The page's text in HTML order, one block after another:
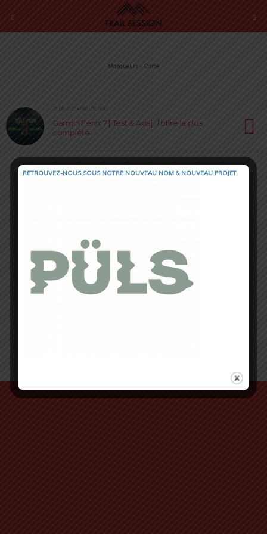
Marqueurs › Carte
29 JUIN 2022 • PAR LOÏC ROIG
Garmin Fénix 7 [ Test & Avis] : l’offre la plus
complète
RETROUVEZ-NOUS SOUS NOTRE NOUVEAU NOM & NOUVEAU PROJET